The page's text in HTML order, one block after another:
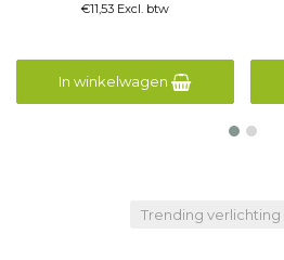
€12,81 Excl. btw
In winkelwagen
Trending verlichting